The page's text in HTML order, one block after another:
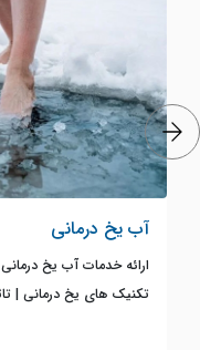
آب یخ درمانی
ارائه خدمات آب یخ
تکنیک های یخ درمانی |